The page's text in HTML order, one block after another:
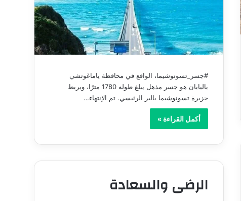
#جسر_تسونوشيما، الواقع في محافظة ياماغوتشي
باليابان هو جسر مذهل يبلغ طوله 1780 مترًا، ويربط
جزيرة تسونوشيما بالبر الرئيسي. تم الإنتهاء…
أكمل القراءة »
الرضى والسعادة